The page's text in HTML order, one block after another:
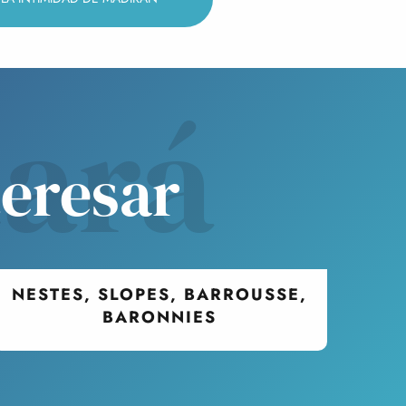
NESTES, SLOPES, BARROUSSE,
BARONNIES